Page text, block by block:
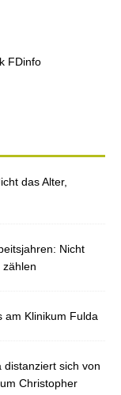
das Alter,
Nicht
zählen
am Klinikum Fulda
distanziert sich von
Christopher